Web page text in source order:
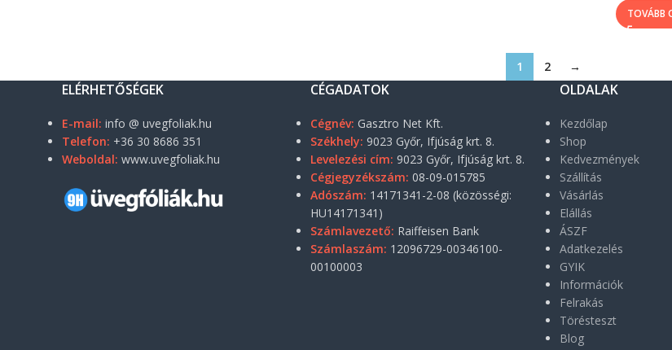
TOVÁBB
1 2 →
ELÉRHETŐSÉGEK
E-mail: info @ uvegfoliak.hu
Telefon: +36 30 8686 351
Weboldal: www.uvegfoliak.hu
CÉGADATOK
Cégnév: Gasztro Net Kft.
Székhely: 9023 Győr, Ifjúság krt. 8.
Levelezési cím: 9023 Győr, Ifjúság krt. 8.
Cégjegyzékszám: 08-09-015785
Adószám: 14171341-2-08 (közösségi:
HU14171341)
Számlavezető: Raiffeisen Bank
Számlaszám: 12096729-00346100-
00100003
OLDALAK
Kezdőlap
Shop
Kedvezmények
Szállítás
Vásárlás
Elállás
ÁSZF
Adatkezelés
GYIK
Információk
Felrakás
Törésteszt
Blog